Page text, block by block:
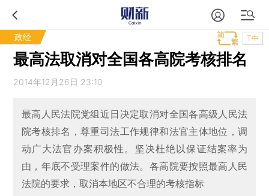
政经 T中
最高法取消对全国各高院考核排名
2014年12月26日 23:10
最高人民法院党组近日决定取消对全国各高级人民法
院考核排名，尊重司法工作规律和法官主体地位，调
动广大法官办案积极性。坚决杜绝以保证结案率为
由，年底不受理案件的做法。各高院要按照最高人民
法院的要求，取消本地区不合理的考核指标